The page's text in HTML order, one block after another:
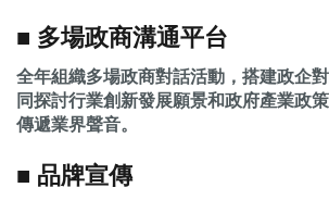
■ 多場政商溝通平台
全年組織多場政商對話活動，搭建政企
同探討行業創新發展願景和政府產業政
傳遞業界聲音。
■ 品牌宣傳